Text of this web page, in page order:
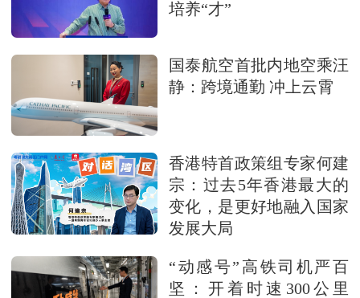
培养“才”
国泰航空首批内地空乘汪
静：跨境通勤 冲上云霄
香港特首政策组专家何建
宗：过去5年香港最大的
变化，是更好地融入国家
发展大局
“动感号”高铁司机严百
坚：开着时速300公里